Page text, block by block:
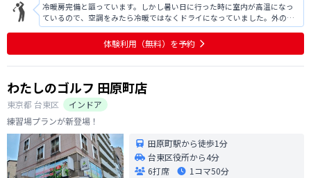
冷暖房完備と謳っています。しかし暑い日に行った時に室内が高温になっ
ているので、空調をみたら冷暖ではなくドライになっていました。外の方
が涼しかったです。スポーツをする場所ですが、密閉空間ですのであまり
汗はかきたくありません。これからの暑い時期はドライではなく冷房でお
体験利用（無料）を予約
わたしのゴルフ 田原町店
東京都 台東区
インドア
練習場プランが新登場！
田原町駅から徒歩1分
台東区役所から4分
6打席
1コマ50分